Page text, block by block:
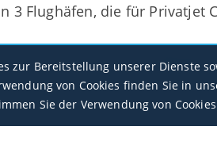
3 Flughäfen, die für Privatjet
Herat
OAHR / HEA
zur Bereitstellung unserer Dienste
von Cookies finden Sie in
Sie der Verwendung von